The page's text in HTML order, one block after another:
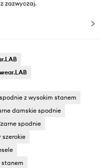
zazwyczaj.
z wysokim stanem
damskie spodnie
spodnie
szerokie
stanem